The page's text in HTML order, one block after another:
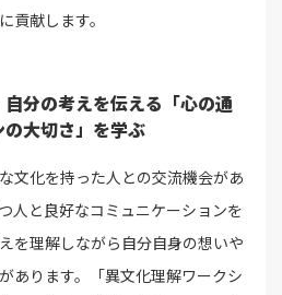
貢献します。
分の考えを伝える「心の通
大切さ」を学ぶ
文化を持った人との交流機会があ
人と良好なコミュニケーションを
を理解しながら自分自身の想いや
あります。「異文化理解ワークシ